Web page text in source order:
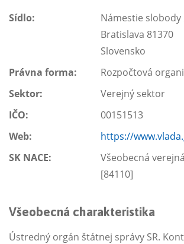
Sídlo:
Námestie slobody
Bratislava 81370
Slovensko
Právna forma:
Rozpočtová
Sektor:
Verejný sektor
IČO:
00151513
Web:
https://
SK NACE:
Všeobecná
[84110]
Všeobecná charakteristika
Ústredný orgán štátnej správy SR.